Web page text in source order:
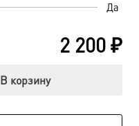
Да
2 200₽
В корзину